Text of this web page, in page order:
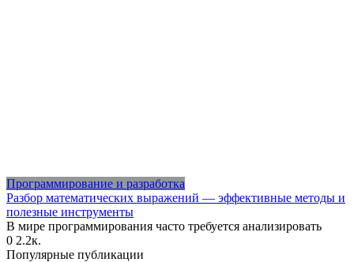
Программирование и разработка
Разбор математических выражений — эффективные методы и
полезные инструменты
В мире программирования часто требуется анализировать
0 2.2к.
Популярные публикации